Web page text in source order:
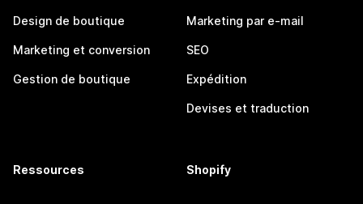
Design de boutique
Marketing et conversion
Gestion de boutique
Marketing par e-mail
SEO
Expédition
Devises et traduction
Ressources Shopify